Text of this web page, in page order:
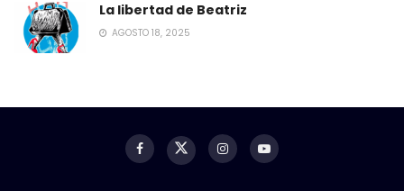
La libertad de Beatriz
AGOSTO 18, 2025